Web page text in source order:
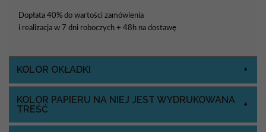
Dopłata 40% do wartości zamówienia
i realizacja w 7 dni roboczych + 48h na dostawę
KOLOR OKŁADKI
KOLOR PAPIERU NA NIEJ JEST WYDRUKOWANA
TREŚĆ